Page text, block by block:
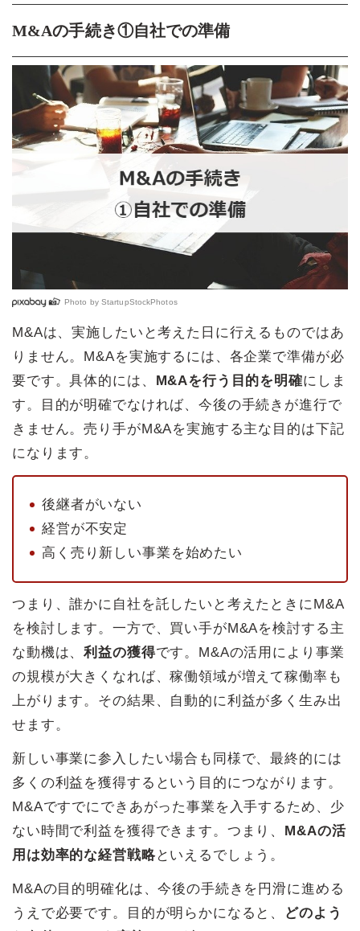
M&Aの手続き①自社での準備
Photo by StartupStockPhotos
M&Aは、実施したいと考えた日に行えるものではあ
りません。M&Aを実施するには、各企業で準備が必
要です。具体的には、 M&Aを行う目的を明確にしま
す。目的が明確でなければ、今後の手続きが進行で
きません。売り手がM&Aを実施する主な目的は下記
になります。
後継者がいない
経営が不安定
高く売り新しい事業を始めたい
つまり、誰かに自社を託したいと考えたときにM&A
を検討します。一方で、買い手がM&Aを検討する主
な動機は、利益の獲得です。M&Aの活用により事業
の規模が大きくなれば、稼働領域が増えて稼働率も
上がります。その結果、自動的に利益が多く生み出
せます。
新しい事業に参入したい場合も同様で、最終的には
多くの利益を獲得するという目的につながります。
M&Aですでにできあがった事業を入手するため、少
ない時間で利益を獲得できます。つまり、 M&Aの活
用は効率的な経営戦略 といえるでしょう。
M&Aの目的明確化は、今後の手続きを円滑に進める
うえで必要です。目的が明らかになると、 どのよう